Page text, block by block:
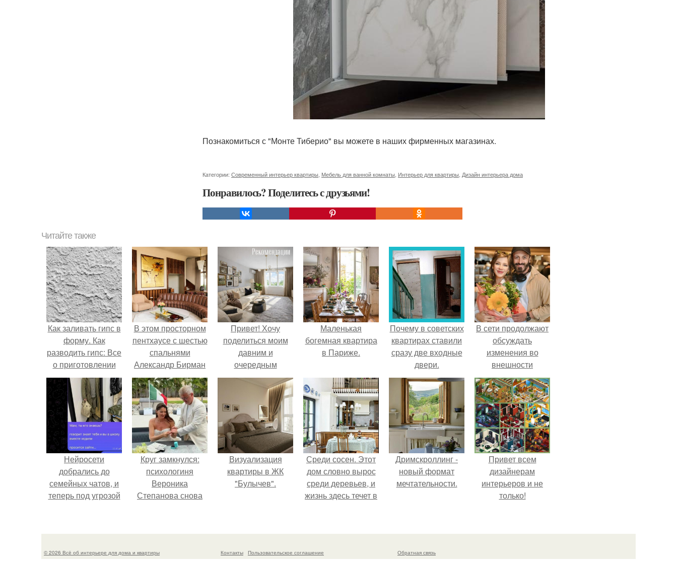
Познакомиться с "Монте Тиберио" вы можете в наших фирменных магазинах.
Категории: Современный интерьер квартиры Мебель для ванной комнаты Интерьер для квартиры Дизайн интерьера дома
Понравилось? Поделитесь с друзьями!
Читайте также
Как заливать гипс в
форму. Как
разводить гипс: Все
о приготовлении
идеального
раствора
В этом просторном
пентхаусе с шестью
спальнями
Александр Бирман
живет со своей
семьей.
Привет! Хочу
поделиться моим
давним и
очередным
неопубликованным
проектом.
Маленькая
богемная квартира
в Париже.
Почему в советских
квартирах ставили
сразу две входные
двери.
В сети продолжают
обсуждать
изменения во
внешности
актрисы.
Нейросети
добрались до
семейных чатов, и
теперь под угрозой
Круг замкнулся:
психологиня
Вероника
Степанова снова
бывшего мужа.
Визуализация
квартиры в ЖК
"Булычев".
Среди сосен. Этот
дом словно вырос
среди деревьев, и
жизнь здесь течет в
спешки и лишнего
Дримскроллинг -
новый формат
мечтательности.
Привет всем
дизайнерам
интерьеров и не
только!
© 2026 Всё об интерьере для дома и квартиры Контакты
Пользовательское соглашение
Обратная связь